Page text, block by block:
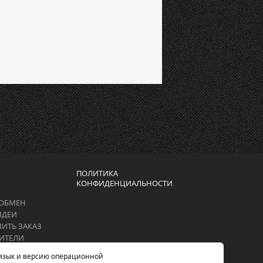
ЗАКАЗ
ПОЛИТИКА
КОНФИДЕНЦИАЛЬНОСТИ
и версию операционной